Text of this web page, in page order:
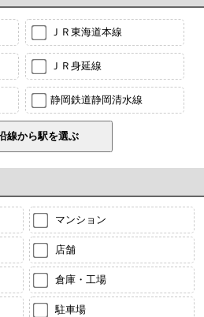
ＪＲ東海道本線
ＪＲ身延線
静岡鉄道静岡清水線
マンション
店舗
倉庫・工場
駐車場